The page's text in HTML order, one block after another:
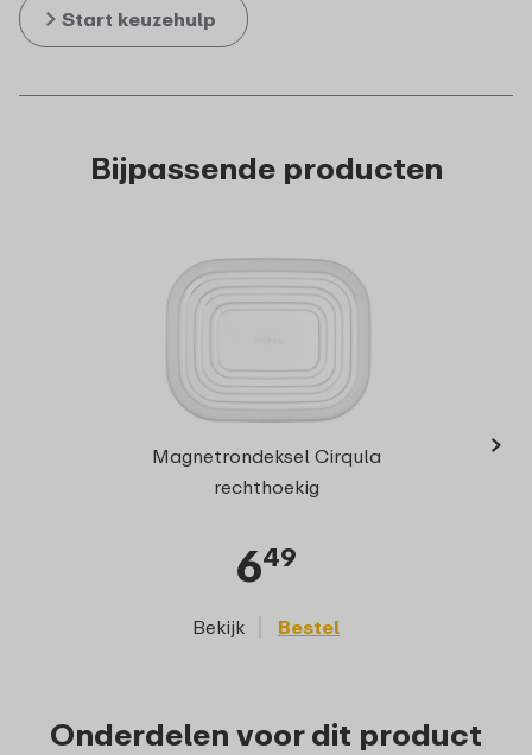
Start keuzehulp
Bijpassende producten
Magnetrondeksel Cirqula
rechthoekig
649
Bekijk Bestel
›
Onderdelen voor dit product